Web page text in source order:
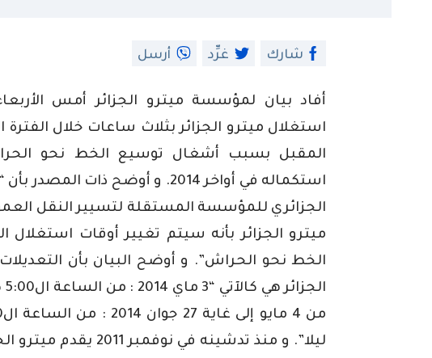
شارك غرِّد أرسل
أفاد بيان لمؤسسة ميترو الجزائر أمس
المقبل بسبب أشغال توسيع الخط نحو
استكماله في أواخر 2014. و أوضح
الجزائري للمؤسسة المستقلة لتسيير النقل
ميترو الجزائر بأنه سيتم تغيير أوقات
الخط نحو الحراش”. و أوضح البيان بأن
ليلا”. و منذ تدشينه في